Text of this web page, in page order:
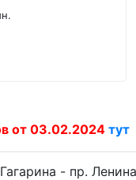
от 03.02.2024 тут
- пр.